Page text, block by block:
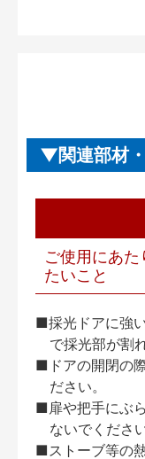
関連部材
ご使用にあた
たいこと
■採光ドアに強
で採光部が割
■ドアの開閉の
ださい。
■扉や把手にぶ
ないでください
■ストーブ等の